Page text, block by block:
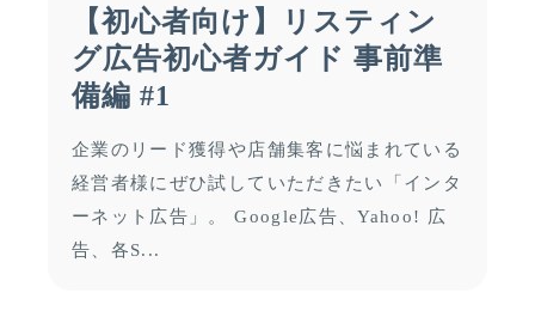
【初心者向け】リスティン
グ広告初心者ガイド 事前準
備編 #1
企業のリード獲得や店舗集客に悩まれている
経営者様にぜひ試していただきたい「インタ
ーネット広告」。 Google広告、Yahoo! 広
告、各S...